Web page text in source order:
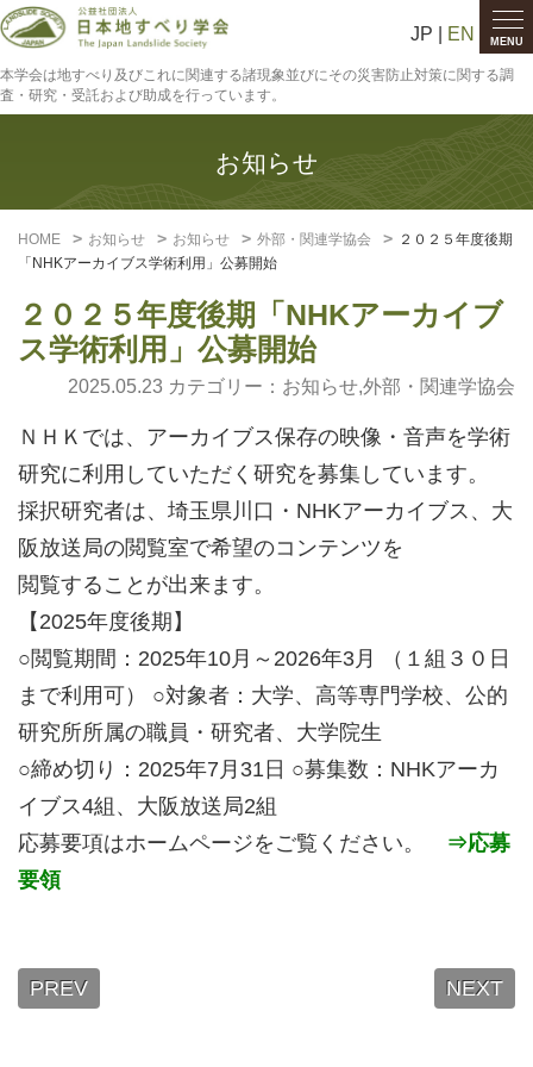
MENU
JP | EN
本学会は地すべり及びこれに関連する諸現象並びにその災害防止対策に関する調
査・研究・受託および助成を行っています。
お知らせ
HOME お知らせ お知らせ 外部・関連学協会
２０２５年度後期
「NHKアーカイブス学術利用」公募開始
２０２５年度後期「NHKアーカイブ
ス学術利用」公募開始
2025.05.23 カテゴリー： お知らせ,外部・関連学協会
ＮＨＫでは、アーカイブス保存の映像・音声を学術
研究に利用していただく研究を募集しています。
採択研究者は、埼玉県川口・NHKアーカイブス、大
阪放送局の閲覧室で希望のコンテンツを
閲覧することが出来ます。
【2025年度後期】
○閲覧期間：2025年10月～2026年3月 （１組３０日
まで利用可） ○対象者：大学、高等専門学校、公的
研究所所属の職員・研究者、大学院生
○締め切り：2025年7月31日 ○募集数：NHKアーカ
イブス4組、大阪放送局2組
応募要項はホームページをご覧ください。
⇒応募
要領
PREV NEXT